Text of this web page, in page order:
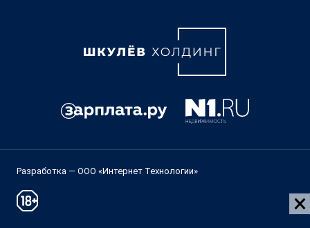
Разработка — ООО «Интернет Технологии»